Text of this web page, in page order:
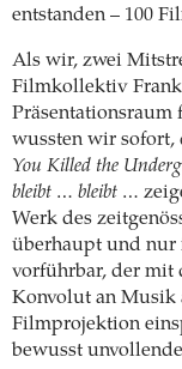
entstanden – 100
Als wir, zwei
Filmkollektiv
wussten wir sofort,
You Killed the
bleibt … bleibt …
Werk des
überhaupt und nur
vorführbar, der mit
Konvolut an Musik
Filmprojektion
bewusst